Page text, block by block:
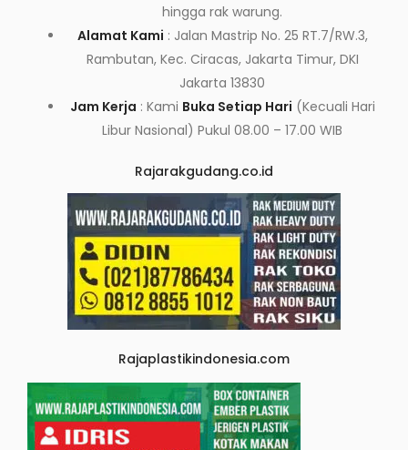
hingga rak warung.
Alamat Kami : Jalan Mastrip No. 25 RT.7/RW.3,
Rambutan, Kec. Ciracas, Jakarta Timur, DKI
Jakarta 13830
Jam Kerja : Kami Buka Setiap Hari (Kecuali Hari
Libur Nasional) Pukul 08.00 – 17.00 WIB
Rajarakgudang.co.id
Rajaplastikindonesia.com